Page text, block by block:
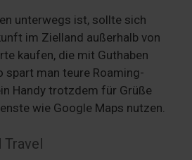
unterwegs ist, sollte sich
im Zielland außerhalb von
kaufen, die mit Guthaben
spart man teure Roaming-
Handy trotzdem für Grüße
wie Google Maps nutzen.
Travel